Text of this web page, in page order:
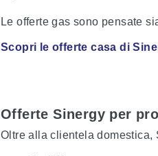
Le offerte gas sono pensate
Scopri le offerte casa di
Offerte Sinergy per
Oltre alla clientela domestica,